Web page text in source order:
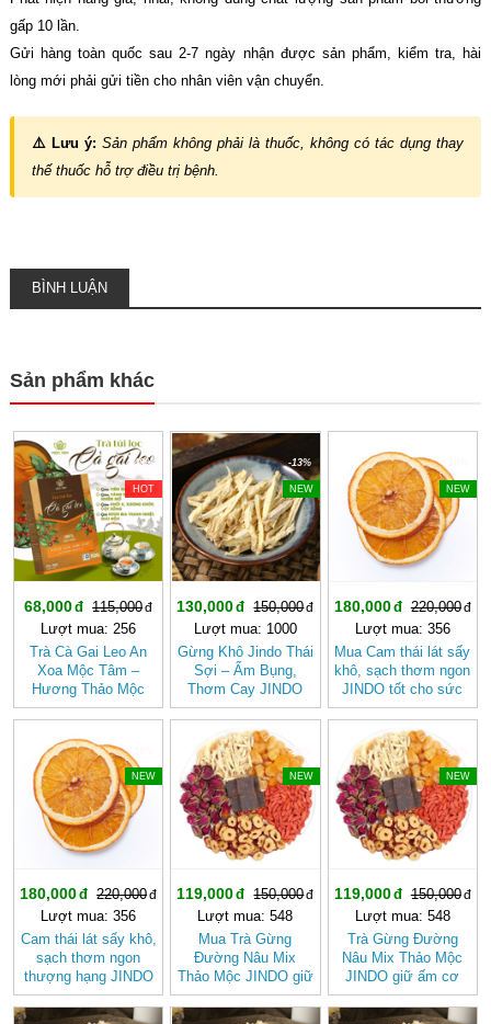
gấp 10 lần.
Gửi hàng toàn quốc sau 2-7 ngày nhận được sản phẩm, kiểm tra, hài
lòng mới phải gửi tiền cho nhân viên vận chuyển.
⚠️ Lưu ý: Sản phẩm không phải là thuốc, không có tác dụng thay
thế thuốc hỗ trợ điều trị bệnh.
BÌNH LUẬN
Sản phẩm khác
-40%
HOT
68,000
115,000
Lượt mua: 256
Trà Cà Gai Leo An
Xoa Mộc Tâm –
Hương Thảo Mộc
Cho Ngày Thư Thái
-13%
NEW
130,000
150,000
Lượt mua: 1000
Gừng Khô Jindo Thái
Sợi – Ấm Bụng,
Thơm Cay JINDO
NEW
180,000
220,000
Lượt mua: 356
Mua Cam thái lát sấy
khô, sạch thơm ngon
JINDO tốt cho sức
khỏe
NEW
180,000
220,000
Lượt mua: 356
Cam thái lát sấy khô,
sạch thơm ngon
thượng hạng JINDO
tốt cho sức khỏe
-20%
NEW
119,000
150,000
Lượt mua: 548
Mua Trà Gừng
Đường Nâu Mix
Thảo Mộc JINDO giữ
ấm cơ thể, tốt cho
sức khỏe
-20%
NEW
119,000
150,000
Lượt mua: 548
Trà Gừng Đường
Nâu Mix Thảo Mộc
JINDO giữ ấm cơ
thể